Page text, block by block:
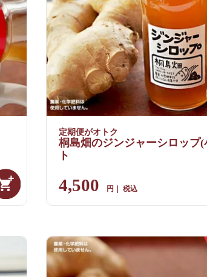
定期便がオトク
桐島畑のジンジャーシロッ
ト
4,500 税込